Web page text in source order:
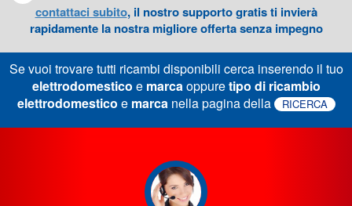
contattaci subito, il nostro supporto gratis ti invierà
rapidamente la nostra migliore offerta senza impegno
Se vuoi trovare tutti ricambi disponibili cerca inserendo il tuo
elettrodomestico e marcaoppuretipo di ricambio
elettrodomestico e marcanella pagina della RICERCA